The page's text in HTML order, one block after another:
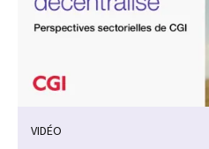
VIDÉO